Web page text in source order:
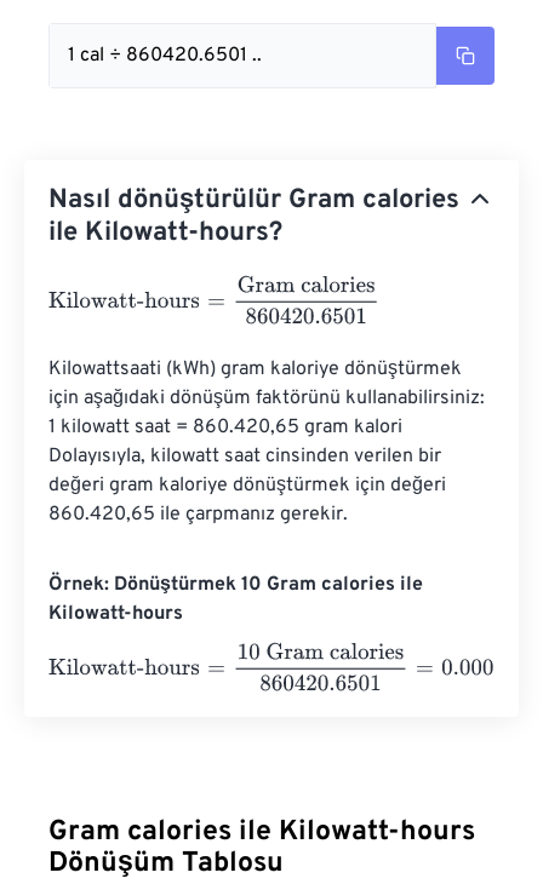
1 cal ÷ 860420.6501 ..
Nasıl dönüştürülür Gram calories
ile Kilowatt-hours?
Kilowatt-hours Gram calories860420.6501
Kilowattsaati (kWh) gram kaloriye dönüştürmek
için aşağıdaki dönüşüm faktörünü kullanabilirsiniz:
1 kilowatt saat = 860.420,65 gram kalori
Dolayısıyla, kilowatt saat cinsinden verilen bir
değeri gram kaloriye dönüştürmek için değeri
860.420,65 ile çarpmanız gerekir.
Örnek: Dönüştürmek 10 Gram calories ile
Kilowatt-hours
Kilowatt-hours
10 Gram calories860420.6501 =
Gram calories ile Kilowatt-hours
Dönüşüm Tablosu